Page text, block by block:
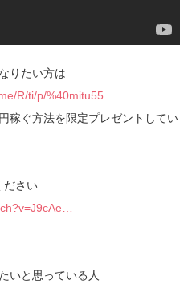
りたい方は
R/ti/p/%40mitu55
稼ぐ方法を限定プレゼントしてい
ださい
いと思っている人